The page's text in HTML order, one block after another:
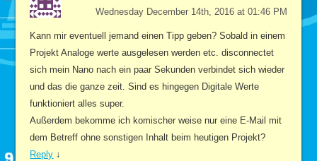
Wednesday December 14th, 2016 at 01:46 PM
Kann mir eventuell jemand einen Tipp geben? Sobald in einem
Projekt Analoge werte ausgelesen werden etc. disconnectet
sich mein Nano nach ein paar Sekunden verbindet sich wieder
und das die ganze zeit. Sind es hingegen Digitale Werte
funktioniert alles super.
Außerdem bekomme ich komischer weise nur eine E-Mail mit
dem Betreff ohne sonstigen Inhalt beim heutigen Projekt?
Reply ↓